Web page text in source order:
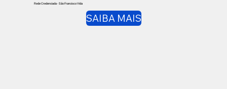
Rede Credenciada - São Francisco Vida
SAIBA MAIS